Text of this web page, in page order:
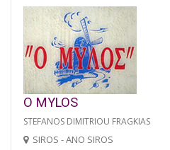
O MYLOS
STEFANOS DIMITRIOU FRAGKIAS
SIROS - ANO SIROS